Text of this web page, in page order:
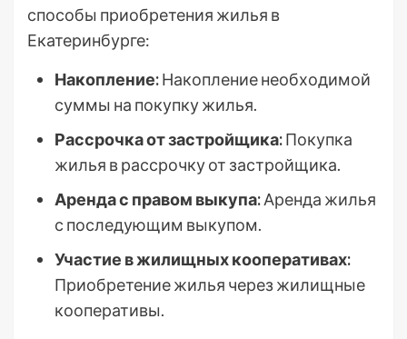
способы приобретения жилья в
Екатеринбурге:
Накопление:Накопление необходимой
суммы на покупку жилья.
Рассрочка от застройщика:Покупка
жилья в рассрочку от застройщика.
Аренда с правом выкупа:Аренда жилья
с последующим выкупом.
Участие в жилищных кооперативах:
Приобретение жилья через жилищные
кооперативы.